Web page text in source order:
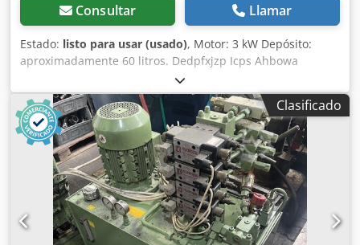
Consultar Llamar
Estado: listo para usar (usado), Motor: 3 kW Depósito:
aproximadamente 60 litros. Dedpfxjzp Icps Ahbowa
Clasificado